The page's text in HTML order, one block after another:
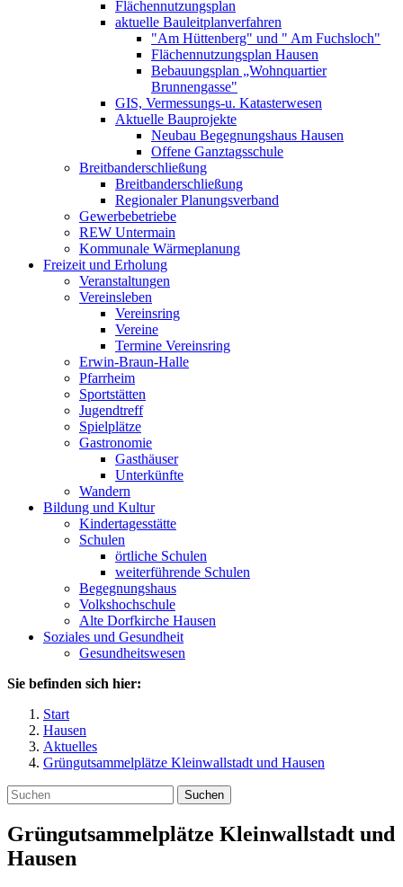
Flächennutzungsplan
aktuelle Bauleitplanverfahren
"Am Hüttenberg" und " Am Fuchsloch"
Flächennutzungsplan Hausen
Bebauungsplan „Wohnquartier
Brunnengasse"
GIS, Vermessungs-u. Katasterwesen
Aktuelle Bauprojekte
Neubau Begegnungshaus Hausen
Offene Ganztagsschule
Breitbanderschließung
Breitbanderschließung
Regionaler Planungsverband
Gewerbebetriebe
REW Untermain
Kommunale Wärmeplanung
Freizeit und Erholung
Veranstaltungen
Vereinsleben
Vereinsring
Vereine
Termine Vereinsring
Erwin-Braun-Halle
Pfarrheim
Sportstätten
Jugendtreff
Spielplätze
Gastronomie
Gasthäuser
Unterkünfte
Wandern
Bildung und Kultur
Kindertagesstätte
Schulen
örtliche Schulen
weiterführende Schulen
Begegnungshaus
Volkshochschule
Alte Dorfkirche Hausen
Soziales und Gesundheit
Gesundheitswesen
Sie befinden sich hier:
Start
Hausen
Aktuelles
Grüngutsammelplätze Kleinwallstadt und Hausen
Suchen
Grüngutsammelplätze Kleinwallstadt und
Hausen